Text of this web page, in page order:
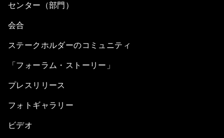
センター（部門）
会合
ステークホルダーのコミュニティ
「フォーラム・ストーリー」
プレスリリース
フォトギャラリー
ビデオ